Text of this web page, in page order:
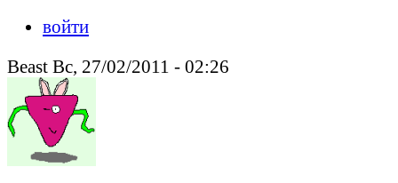
войти
Beast Вс, 27/02/2011 - 02:26